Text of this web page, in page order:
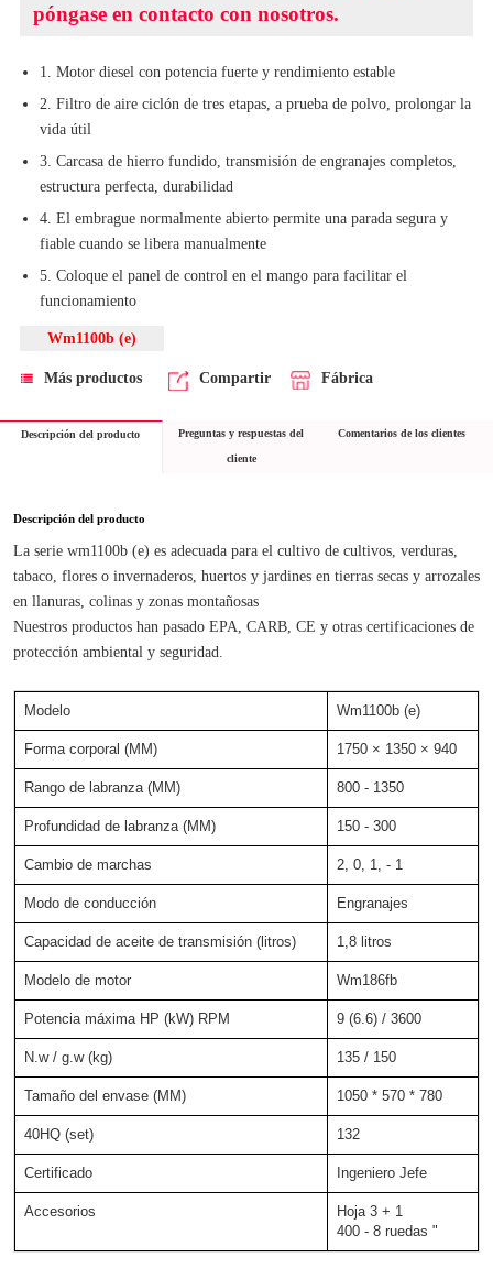
póngase en contacto con nosotros.
1. Motor diesel con potencia fuerte y rendimiento estable
2. Filtro de aire ciclón de tres etapas, a prueba de polvo, prolongar la
vida útil
3. Carcasa de hierro fundido, transmisión de engranajes completos,
estructura perfecta, durabilidad
4. El embrague normalmente abierto permite una parada segura y
fiable cuando se libera manualmente
5. Coloque el panel de control en el mango para facilitar el
funcionamiento
Wm1100b (e)
Más productos Compartir Fábrica
Descripción del producto Preguntas y respuestas del
cliente
Comentarios de los clientes
Descripción del producto
La serie wm1100b (e) es adecuada para el cultivo de cultivos, verduras,
tabaco, flores o invernaderos, huertos y jardines en tierras secas y arrozales
en llanuras, colinas y zonas montañosas
Nuestros productos han pasado EPA, CARB, CE y otras certificaciones de
protección ambiental y seguridad.
Modelo Wm1100b (e)
Forma corporal (MM) 1750 × 1350 × 940
Rango de labranza (MM) 800 - 1350
Profundidad de labranza (MM) 150 - 300
Cambio de marchas 2, 0, 1, - 1
Modo de conducción Engranajes
Capacidad de aceite de transmisión (litros) 1,8 litros
Modelo de motor Wm186fb
Potencia máxima HP (kW) RPM 9 (6.6) / 3600
N.w / g.w (kg) 135 / 150
Tamaño del envase (MM) 1050 * 570 * 780
40HQ (set) 132
Certificado Ingeniero Jefe
Accesorios
Hoja 3 + 1
400 - 8 ruedas "